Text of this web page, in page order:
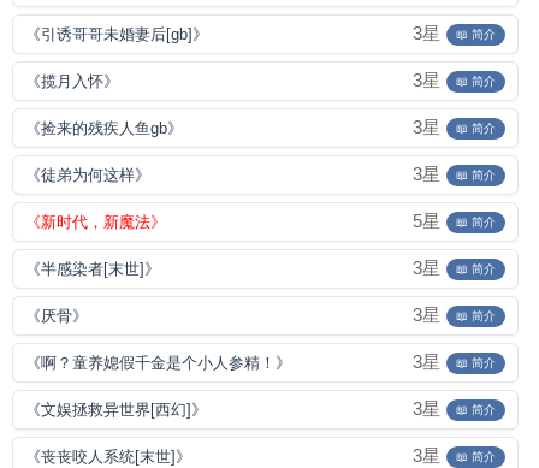
《引诱哥哥未婚妻后[gb]》 3星 📖 简介
《揽月入怀》 3星 📖 简介
《捡来的残疾人鱼gb》 3星 📖 简介
《徒弟为何这样》 3星 📖 简介
《新时代，新魔法》 5星 📖 简介
《半感染者[末世]》 3星 📖 简介
《厌骨》 3星 📖 简介
《啊？童养媳假千金是个小人参精！》 3星 📖 简介
《文娱拯救异世界[西幻]》 3星 📖 简介
《丧丧咬人系统[末世]》 3星 📖 简介